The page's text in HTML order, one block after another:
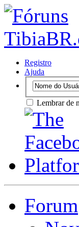
Registro
Ajuda
Lembrar de
Forum